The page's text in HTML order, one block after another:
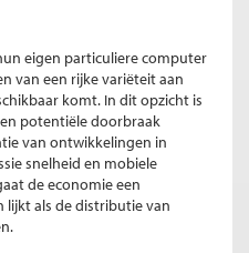
eigen particuliere computer
van een rijke variëteit aan
komt. In dit opzicht is
potentiële doorbraak
van ontwikkelingen in
snelheid en mobiele
de economie een
lijkt als de distributie van